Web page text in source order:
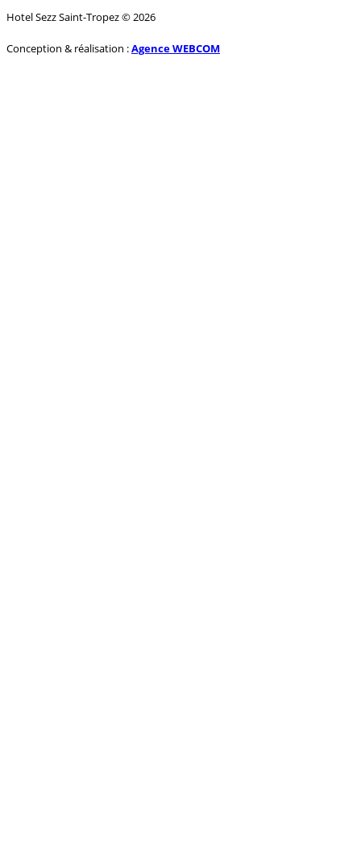
Hotel Sezz Saint-Tropez © 2026
Conception & réalisation :Agence WEBCOM